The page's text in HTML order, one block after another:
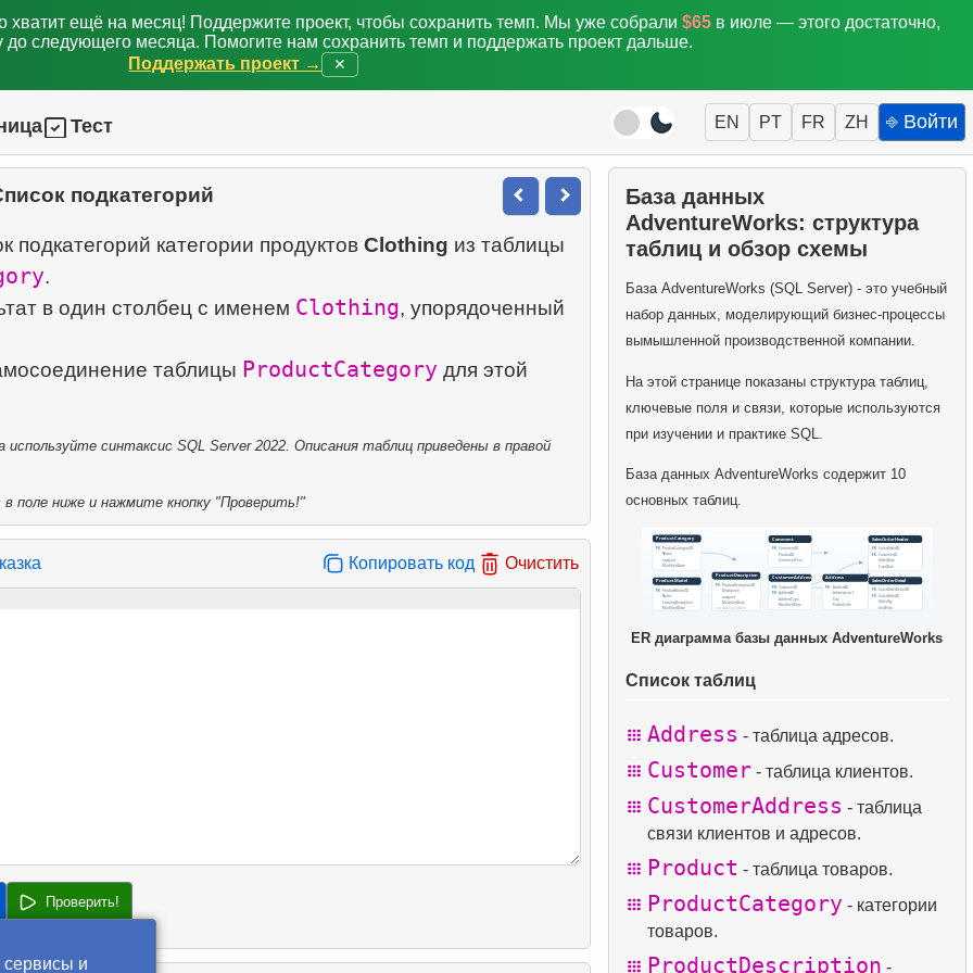
хватит ещё на месяц! Поддержите проект, чтобы сохранить темп. Мы уже собрали $65 в июле — этого достаточно,
до следующего месяца. Помогите нам сохранить темп и поддержать проект дальше.
Поддержать проект →
✕
Тест EN PT FR ZH ⎆ Войти
подкатегорий
подкатегорий категории продуктов Clothing из таблицы
.
в один столбец с именем Clothing, упорядоченный
таблицы ProductCategory для этой
синтаксис SQL Server 2022. Описания таблиц приведены в правой
поле ниже и нажмите кнопку "Проверить!"
Копировать код Очистить
Проверить!
База данных
AdventureWorks: структура
таблиц и обзор схемы
База AdventureWorks (SQL Server) - это учебный
набор данных, моделирующий бизнес-процессы
вымышленной производственной компании.
На этой странице показаны структура таблиц,
ключевые поля и связи, которые используются
при изучении и практике SQL.
База данных AdventureWorks содержит 10
основных таблиц.
ER диаграмма базы данных AdventureWorks
Список таблиц
Address - таблица адресов.
Customer - таблица клиентов.
CustomerAddress - таблица
связи клиентов и адресов.
Product - таблица товаров.
ProductCategory - категории
товаров.
ProductDescription -
сервисы и